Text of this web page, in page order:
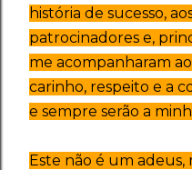
história de sucesso,
patrocinadores e,
me acompanharam
carinho, respeito e a
e sempre serão a
Este não é um adeus,